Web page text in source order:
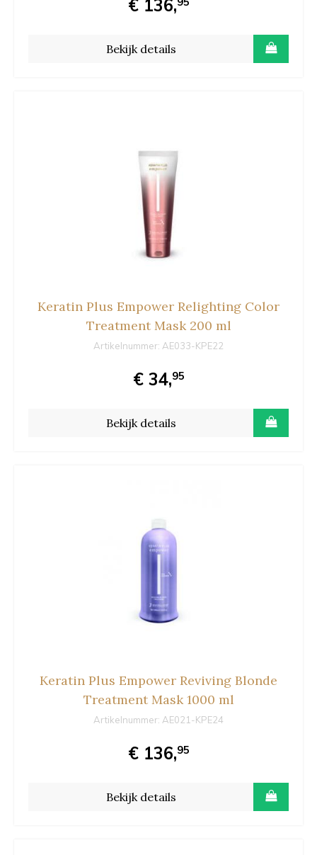
€ 136,
Bekijk details
Keratin Plus Empower Relighting Color
Treatment Mask 200 ml
Artikelnummer: AE033-KPE22
€ 34,95
Bekijk details
Keratin Plus Empower Reviving Blonde
Treatment Mask 1000 ml
Artikelnummer: AE021-KPE24
€ 136,95
Bekijk details